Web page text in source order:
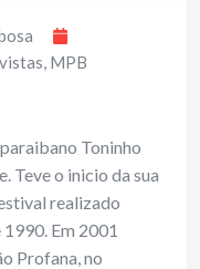
, MPB
Toninho
Teve o inicio da sua
realizado
Em 2001
Profana, no